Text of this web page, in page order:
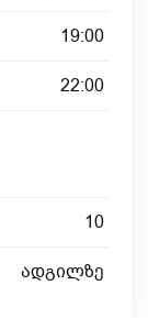
19:00
22:00
10
ადგილზე